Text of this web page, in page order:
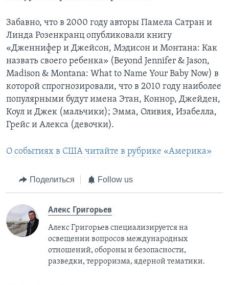
Забавно, что в 2000 году авторы Памела Сатран и
Линда Розенкранц опубликовали книгу
«Дженнифер и Джейсон, Мэдисон и Монтана: Как
назвать своего ребенка» (Beyond Jennifer & Jason,
Madison & Montana: What to Name Your Baby Now) в
которой спрогнозировали, что в 2010 году наиболее
популярными будут имена Этан, Коннор, Джейден,
Коул и Джек (мальчики); Эмма, Оливия, Изабелла,
Грейс и Алекса (девочки).
О событиях в США читайте в рубрике «Америка»
Поделиться Follow us
Алекс Григорьев
Алекс Григорьев специализируется на
освещении вопросов международных
отношений, обороны и безопасности,
разведки, терроризма, ядерной тематики.